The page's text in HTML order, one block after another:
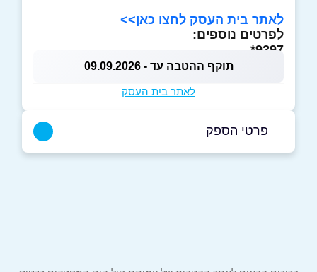
לאתר בית העסק לחצו כאן>>
לפרטים נוספים:
9297*
תוקף ההטבה עד - 09.09.2026
לאתר בית העסק
פרטי הספק
שם מלא*